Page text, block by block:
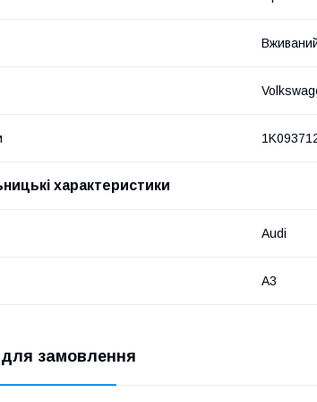
характеристики
Audi
A3
замовлення